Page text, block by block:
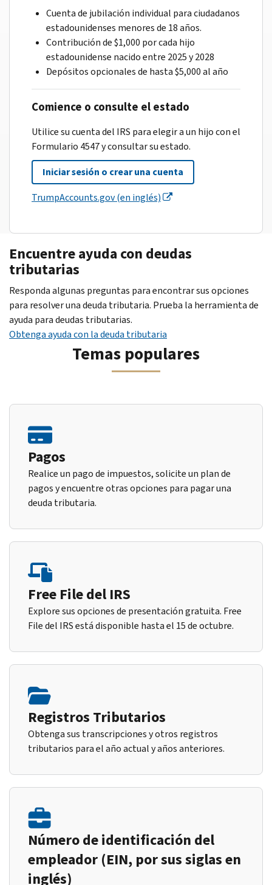
Cuenta de jubilación individual para ciudadanos
estadounidenses menores de 18 años.
Contribución de $1,000 por cada hijo
estadounidense nacido entre 2025 y 2028
Depósitos opcionales de hasta $5,000 al año
Comience o consulte el estado
Utilice su cuenta del IRS para elegir a un hijo con el
Formulario 4547 y consultar su estado.
Iniciar sesión o crear una cuenta
TrumpAccounts.gov (en inglés)
Encuentre ayuda con deudas
tributarias
Responda algunas preguntas para encontrar sus opciones
para resolver una deuda tributaria. Prueba la herramienta de
ayuda para deudas tributarias.
Obtenga ayuda con la deuda tributaria
Temas populares
Pagos
Realice un pago de impuestos, solicite un plan de
pagos y encuentre otras opciones para pagar una
deuda tributaria.
Free File del IRS
Explore sus opciones de presentación gratuita. Free
File del IRS está disponible hasta el 15 de octubre.
Registros Tributarios
Obtenga sus transcripciones y otros registros
tributarios para el año actual y años anteriores.
Número de identificación del
empleador (EIN, por sus siglas en
inglés)